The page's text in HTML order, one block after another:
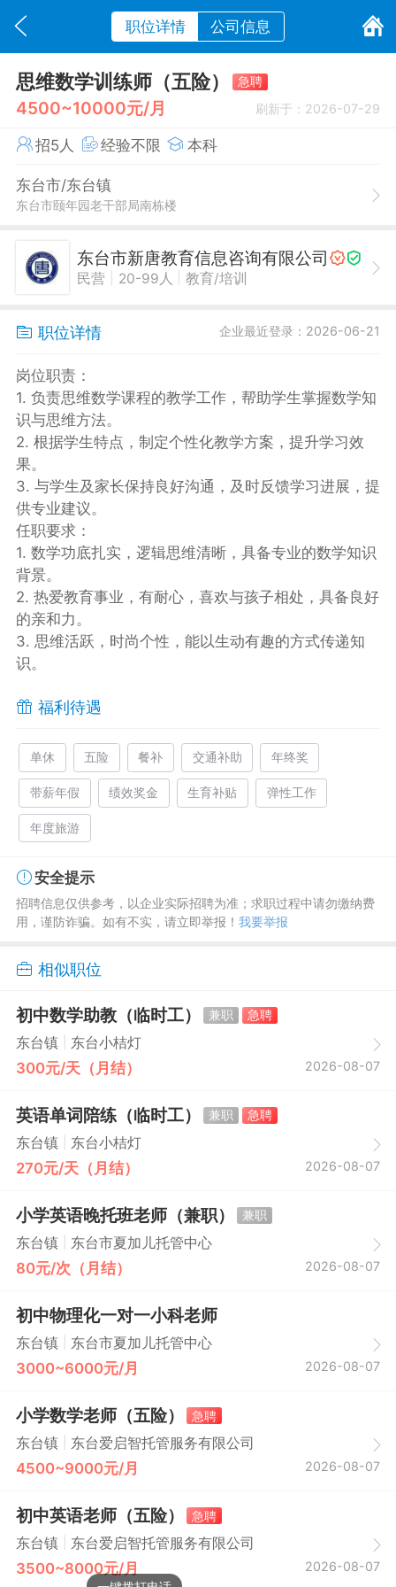
职位详情 公司信息
思维数学训练师（五险） 急聘
4500~10000元/月 刷新于：2026-07-29
招5人 经验不限 本科
东台市/东台镇
东台市颐年园老干部局南栋楼
东台市新唐教育信息咨询有限公司
民营 20-99人 教育/培训
职位详情 企业最近登录：2026-06-21
岗位职责：
1. 负责思维数学课程的教学工作，帮助学生掌握数学知
识与思维方法。
2. 根据学生特点，制定个性化教学方案，提升学习效
果。
3. 与学生及家长保持良好沟通，及时反馈学习进展，提
供专业建议。
任职要求：
1. 数学功底扎实，逻辑思维清晰，具备专业的数学知识
背景。
2. 热爱教育事业，有耐心，喜欢与孩子相处，具备良好
的亲和力。
3. 思维活跃，时尚个性，能以生动有趣的方式传递知
识。
福利待遇
单休 五险 餐补 交通补助 年终奖
带薪年假 绩效奖金 生育补贴 弹性工作
年度旅游
安全提示
招聘信息仅供参考，以企业实际招聘为准；求职过程中请勿缴纳费
用，谨防诈骗。如有不实，请立即举报！ 我要举报
相似职位
初中数学助教（临时工） 兼职
急聘
东台镇
东台小桔灯
300元/天（月结） 2026-08-07
英语单词陪练（临时工） 兼职
急聘
东台镇
东台小桔灯
270元/天（月结） 2026-08-07
小学英语晚托班老师（兼职）
兼职
东台镇
东台市夏加儿托管中心
80元/次（月结） 2026-08-07
初中物理化一对一小科老师
东台镇 东台市夏加儿托管中心
3000~6000元/月 2026-08-07
小学数学老师（五险）
急聘
东台镇
东台爱启智托管服务有限公司
4500~9000元/月 2026-08-07
初中英语老师（五险）
急聘
东台镇
东台爱启智托管服务有限公司
3500~8000元/月
2026-08-07